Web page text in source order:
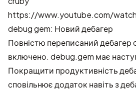
https://www.youtube.com/
debug gem: Новий дебагер
Повністю переписаний дебагер
включено. debug.gem має
Покращити продуктивність
сповільнює додаток навіть з